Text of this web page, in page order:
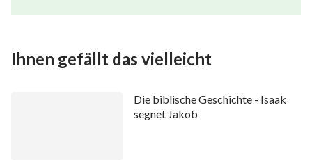
Ihnen gefällt das vielleicht
Die biblische Geschichte - Isaak
segnet Jakob